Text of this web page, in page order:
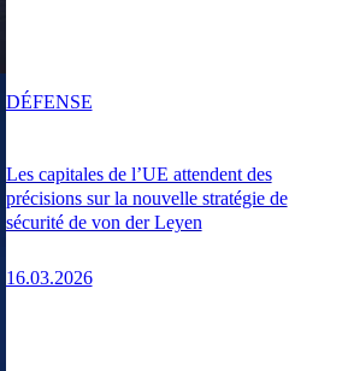
Les capitales de l’UE attendent des
précisions sur la nouvelle stratégie de
sécurité de von der Leyen
16.03.2026
DÉFENSE